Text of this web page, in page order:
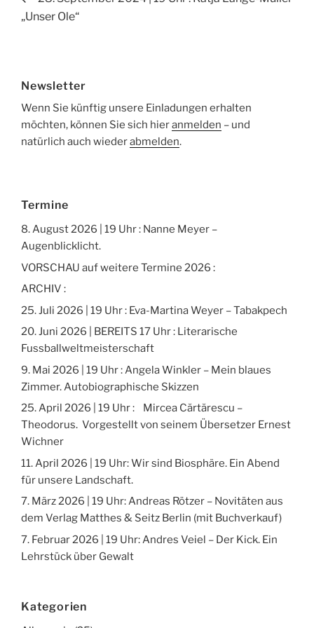
Beitrag
„Unser Ole“
Newsletter
Wenn Sie künftig unsere Einladungen erhalten
möchten, können Sie sich hieranmelden – und
natürlich auch wiederabmelden.
Termine
8. August 2026 | 19 Uhr : Nanne Meyer –
Augenblicklicht.
VORSCHAU auf weitere Termine 2026 :
ARCHIV :
25. Juli 2026 | 19 Uhr : Eva-Martina Weyer – Tabakpech
20. Juni 2026 | BEREITS 17 Uhr : Literarische
Fussballweltmeisterschaft
9. Mai 2026 | 19 Uhr : Angela Winkler – Mein blaues
Zimmer. Autobiographische Skizzen
25. April 2026 | 19 Uhr : Mircea Cărtărescu –
Theodorus. Vorgestellt von seinem Übersetzer Ernest
Wichner
11. April 2026 | 19 Uhr: Wir sind Biosphäre. Ein Abend
für unsere Landschaft.
7. März 2026 | 19 Uhr: Andreas Rötzer – Novitäten aus
dem Verlag Matthes & Seitz Berlin (mit Buchverkauf)
7. Februar 2026 | 19 Uhr: Andres Veiel – Der Kick. Ein
Lehrstück über Gewalt
Kategorien